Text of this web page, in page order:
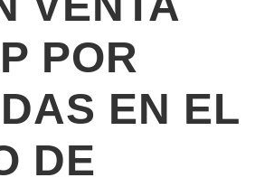
POR
EN EL
DE